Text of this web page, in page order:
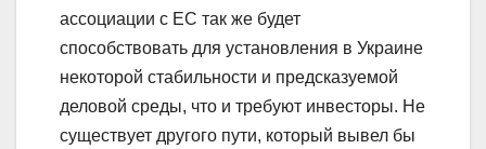
ассоциации с ЕС так же будет
способствовать для установления в Украине
некоторой стабильности и предсказуемой
деловой среды, что и требуют инвесторы. Не
существует другого пути, который вывел бы